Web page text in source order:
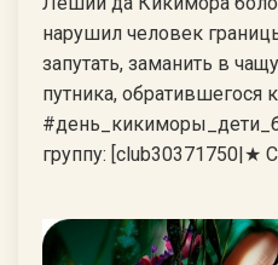
нарушил человек
запутать, заманить в
путника, обратившегося
группу: [club30371750|★